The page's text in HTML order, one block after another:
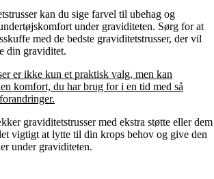
kan du sige farvel til ubehag og
under graviditeten. Sørg for at
med de bedste graviditetstrusser, der vil
din graviditet.
er ikke kun et praktisk valg, men kan
komfort, du har brug for i en tid med så
graviditetstrusser med ekstra støtte eller dem
vigtigt at lytte til din krops behov og give den
under graviditeten.